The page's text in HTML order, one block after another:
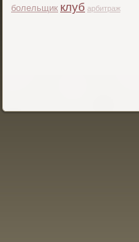
болельщик клуб арбитраж